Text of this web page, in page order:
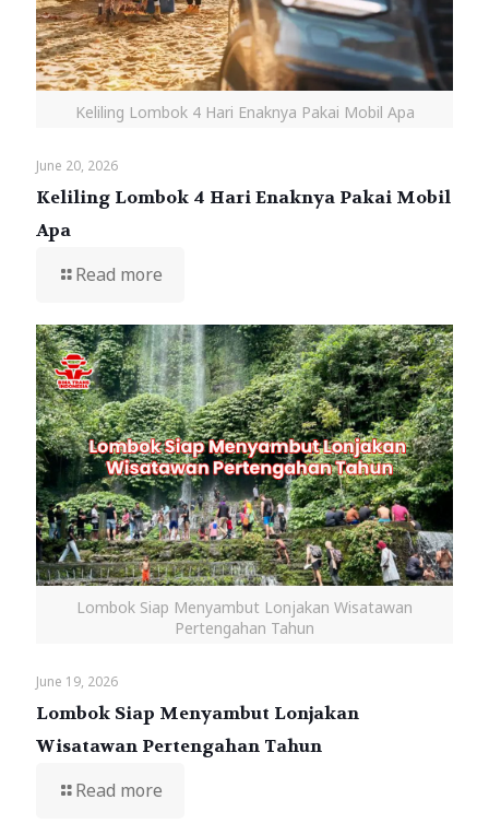
Keliling Lombok 4 Hari Enaknya Pakai Mobil Apa
June 20, 2026
Keliling Lombok 4 Hari Enaknya Pakai Mobil
Apa
Read more
Lombok Siap Menyambut Lonjakan Wisatawan
Pertengahan Tahun
June 19, 2026
Lombok Siap Menyambut Lonjakan
Wisatawan Pertengahan Tahun
Read more